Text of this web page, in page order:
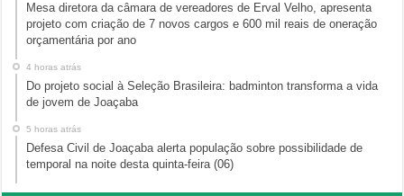
Mesa diretora da câmara de vereadores de Erval Velho, apresenta
projeto com criação de 7 novos cargos e 600 mil reais de oneração
orçamentária por ano
4 horas atrás
Do projeto social à Seleção Brasileira: badminton transforma a vida
de jovem de Joaçaba
5 horas atrás
Defesa Civil de Joaçaba alerta população sobre possibilidade de
temporal na noite desta quinta-feira (06)